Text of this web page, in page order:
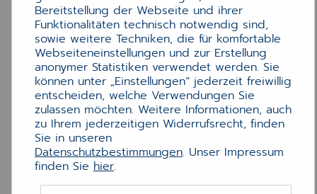
Bereitstellung der Webseite und ihrer
Funktionalitäten technisch notwendig sind,
sowie weitere Techniken, die für komfortable
Webseiteneinstellungen und zur Erstellung
anonymer Statistiken verwendet werden. Sie
können unter „Einstellungen“ jederzeit freiwillig
entscheiden, welche Verwendungen Sie
zulassen möchten. Weitere Informationen, auch
zu Ihrem jederzeitigen Widerrufsrecht, finden
Sie in unseren
Datenschutzbestimmungen. Unser Impressum
finden Sie hier.